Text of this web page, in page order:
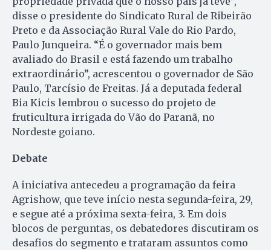
disse o presidente do Sindicato Rural de Ribeirão
Preto e da Associação Rural Vale do Rio Pardo,
Paulo Junqueira. “É o governador mais bem
avaliado do Brasil e está fazendo um trabalho
extraordinário”, acrescentou o governador de São
Paulo, Tarcísio de Freitas. Já a deputada federal
Bia Kicis lembrou o sucesso do projeto de
fruticultura irrigada do Vão do Paranã, no
Nordeste goiano.
Debate
A iniciativa antecedeu a programação da feira
Agrishow, que teve início nesta segunda-feira, 29,
e segue até a próxima sexta-feira, 3. Em dois
blocos de perguntas, os debatedores discutiram os
desafios do segmento e trataram assuntos como